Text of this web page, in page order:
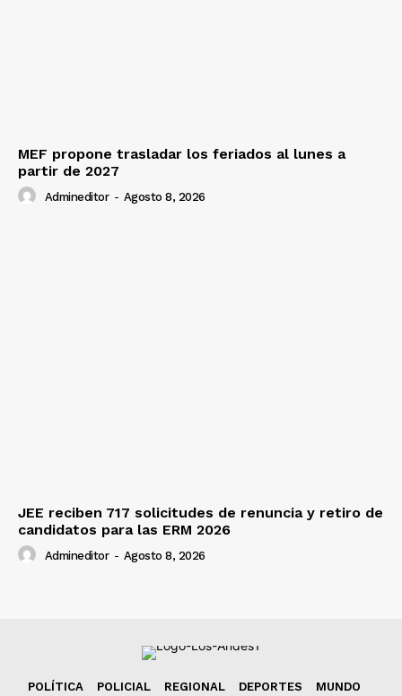
MEF propone trasladar los feriados al lunes a
partir de 2027
Admineditor - Agosto 8, 2026
JEE reciben 717 solicitudes de renuncia y retiro de
candidatos para las ERM 2026
Admineditor - Agosto 8, 2026
POLÍTICA POLICIAL REGIONAL DEPORTES
MUNDO